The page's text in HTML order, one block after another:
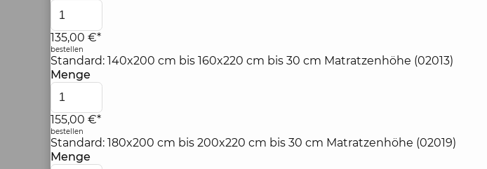
135,00 €*
bestellen
Standard: 140x200 cm bis 160x220 cm bis 30 cm Matratzenhöhe (02013)
Menge
155,00 €*
bestellen
Standard: 180x200 cm bis 200x220 cm bis 30 cm Matratzenhöhe (02019)
Menge